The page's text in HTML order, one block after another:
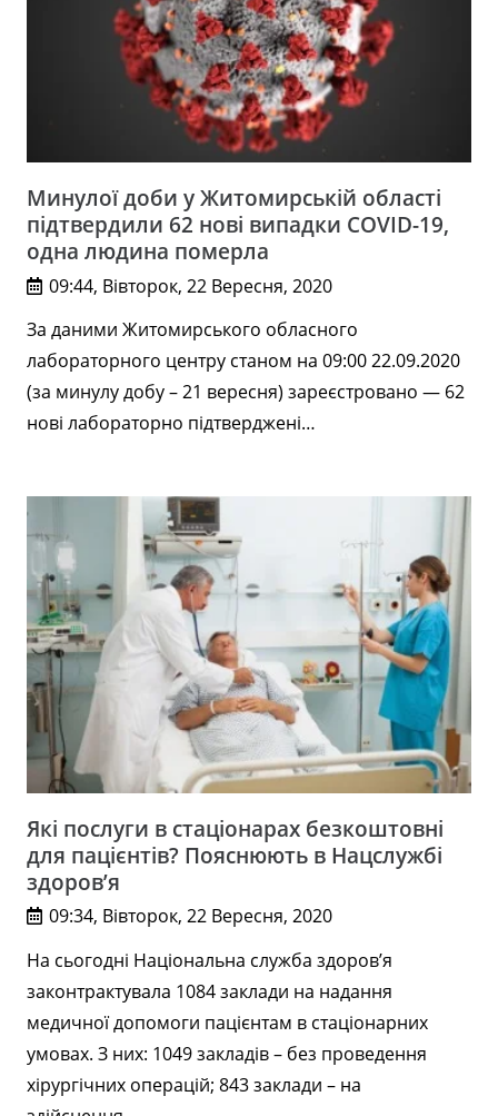
Минулої доби у Житомирській області
підтвердили 62 нові випадки COVID-19,
одна людина померла
09:44, Вівторок, 22 Вересня, 2020
За даними Житомирського обласного
лабораторного центру станом на 09:00 22.09.2020
(за минулу добу – 21 вересня) зареєстровано — 62
нові лабораторно підтверджені…
Які послуги в стаціонарах безкоштовні
для пацієнтів? Пояснюють в Нацслужбі
здоров’я
09:34, Вівторок, 22 Вересня, 2020
На сьогодні Національна служба здоров’я
законтрактувала 1084 заклади на надання
медичної допомоги пацієнтам в стаціонарних
умовах. З них: 1049 закладів – без проведення
хірургічних операцій; 843 заклади – на